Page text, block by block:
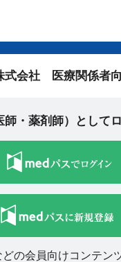
式会社 医療関係者
師・薬剤師）として
の会員向けコンテン